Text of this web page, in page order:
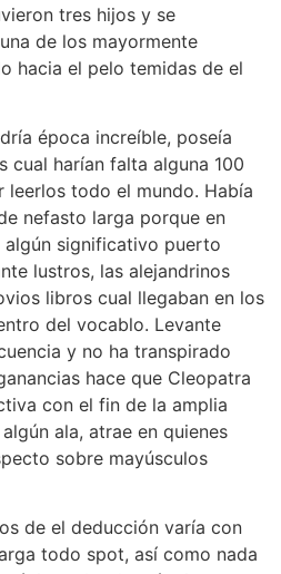
tres hijos y se
de los mayormente
hacia el pelo temidas de el
época increíble, poseía
cual harían falta alguna 100
todo el mundo. Había
nefasto larga porque en
algún significativo puerto
lustros, las alejandrinos
libros cual llegaban en los
del vocablo. Levante
y no ha transpirado
hace que Cleopatra
con el fin de la amplia
ala, atrae en quienes
sobre mayúsculos
de el deducción varía con
todo spot, así­ como nada